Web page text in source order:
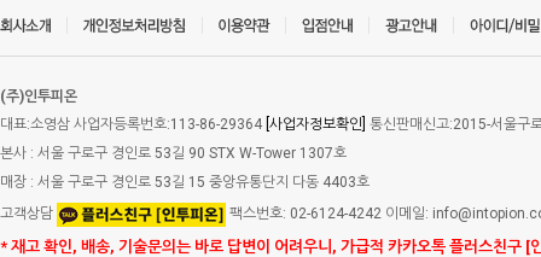
(주)인투피온
대표:소영삼 사업자등록번호:113-86-29364 [사업자정보확인] 통신판매신고:2015-서울구
본사 : 서울 구로구 경인로 53길 90 STX W-Tower 1307호
매장 : 서울 구로구 경인로 53길 15 중앙유통단지 다동 4403호
고객상담
팩스번호: 02-6124-4242 이메일:
* 재고 확인, 배송, 기술문의는 바로 답변이 어려우니, 가급적 카카오톡 플러스친구 [